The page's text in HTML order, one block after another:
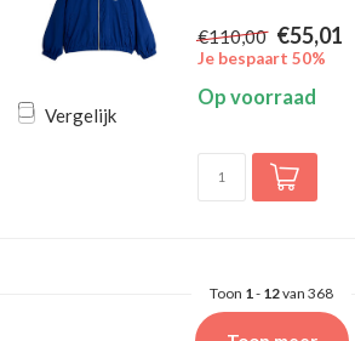
Vergelijk
€110,00 €55,01
Je bespaart 50%
Op voorraad
Toon 1- 12van 368